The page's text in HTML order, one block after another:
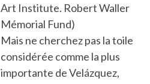
Art Institute. Robert Waller
Mémorial Fund)
Mais ne cherchez pas la toile
considérée comme la plus
importante de Velázquez,